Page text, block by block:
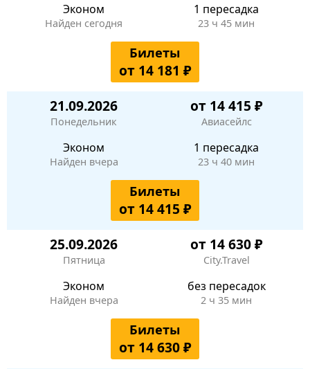
Эконом
Найден сегодня
1 пересадка
23 ч 45 мин
Билеты
от 14 181 ₽
21.09.2026
Понедельник
от 14 415 ₽
Авиасейлс
Эконом
Найден вчера
1 пересадка
23 ч 40 мин
Билеты
от 14 415 ₽
25.09.2026
Пятница
от 14 630 ₽
City.Travel
Эконом
Найден вчера
без пересадок
2 ч 35 мин
Билеты
от 14 630 ₽